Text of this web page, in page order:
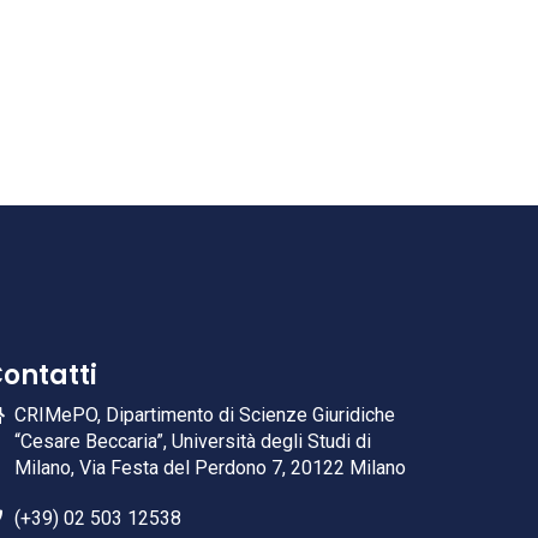
CRIMePO, Dipartimento di Scienze Giuridiche
“Cesare Beccaria”, Università degli Studi di
Milano, Via Festa del Perdono 7, 20122 Milano
(+39) 02 503 12538